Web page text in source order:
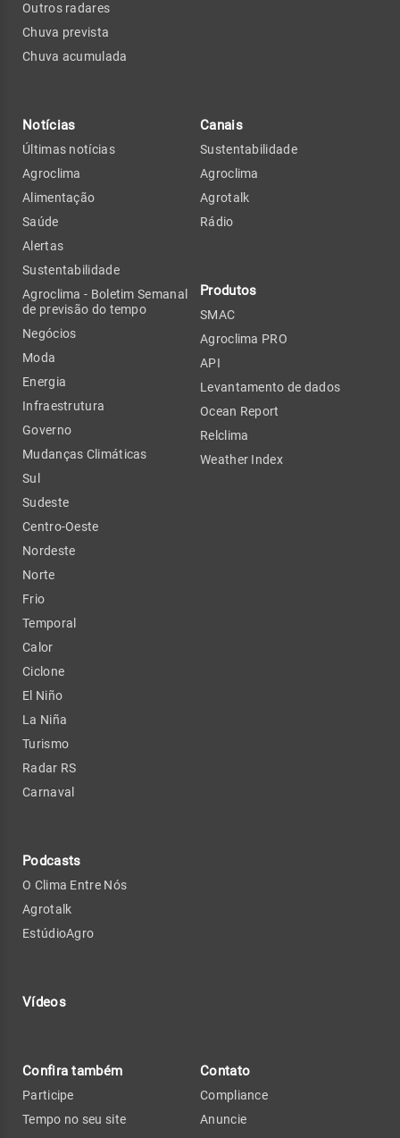
Outros radares
Chuva prevista
Chuva acumulada
Notícias
Últimas notícias
Agroclima
Alimentação
Saúde
Alertas
Sustentabilidade
Agroclima - Boletim Semanal
de previsão do tempo
Negócios
Moda
Energia
Infraestrutura
Governo
Mudanças Climáticas
Sul
Sudeste
Centro-Oeste
Nordeste
Norte
Frio
Temporal
Calor
Ciclone
El Niño
La Niña
Turismo
Radar RS
Carnaval
Podcasts
O Clima Entre Nós
Agrotalk
EstúdioAgro
Vídeos
Canais
Sustentabilidade
Agroclima
Agrotalk
Rádio
Produtos
SMAC
Agroclima PRO
API
Levantamento de dados
Ocean Report
Relclima
Weather Index
Confira também
Participe
Tempo no seu site
Contato
Compliance
Anuncie